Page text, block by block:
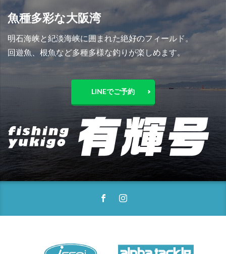
魚種多彩な大阪湾
明石海峡と紀淡海峡に囲まれた絶好のフィールド。
回遊魚、根魚など多種多様な釣りが楽しめます。
LINEでご予約